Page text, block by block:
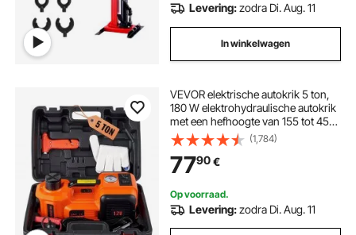
Levering:zodra Di. Aug. 11
In winkelwagen
VEVOR elektrische autokrik 5 ton,
180 W elektrohydraulische autokrik
met een hefhoogte van 155 tot 450
mm. Hydraulische krik voor auto's
en SUV's, inclusief accuklem,
gereedschapskist en netsnoer.
(1,784)
7790€
Op voorraad.
Levering:zodra Di. Aug. 11